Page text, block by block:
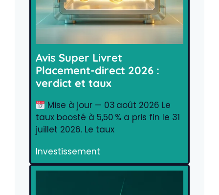
Avis Super Livret
Placement-direct 2026 :
verdict et taux
Mise à jour — 03 août 2026 Le
taux boosté à 5,50 % a pris fin le 31
juillet 2026. Le taux
Investissement